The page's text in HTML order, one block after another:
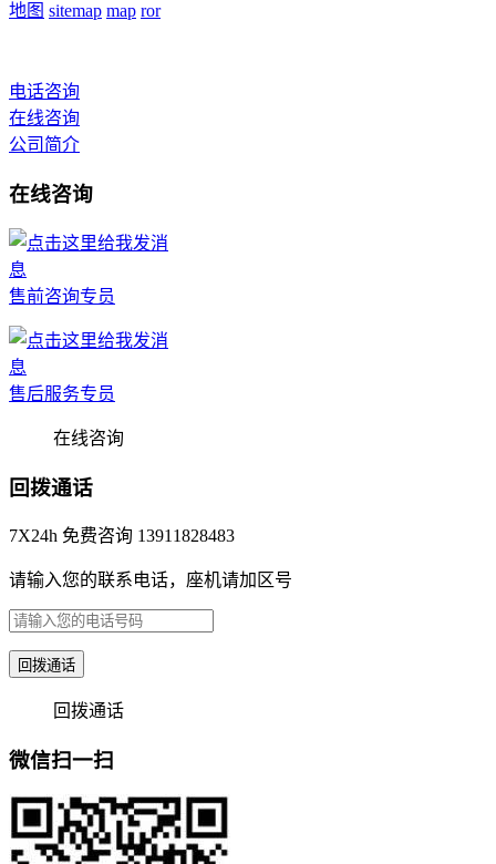
地图 sitemap map ror
电话咨询
在线咨询
公司简介
在线咨询
售前咨询专员
售后服务专员
在线咨询
回拨通话
7X24h 免费咨询 13911828483
请输入您的联系电话，座机请加区号
回拨通话
回拨通话
微信扫一扫